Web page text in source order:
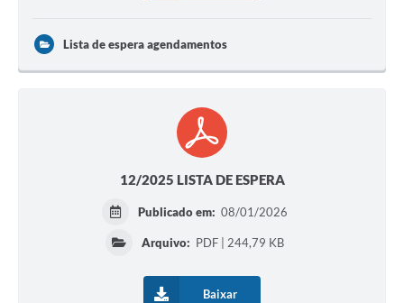
Lista de espera agendamentos
12/2025 LISTA DE ESPERA
Publicado em: 08/01/2026
Arquivo: PDF | 244,79 KB
Baixar